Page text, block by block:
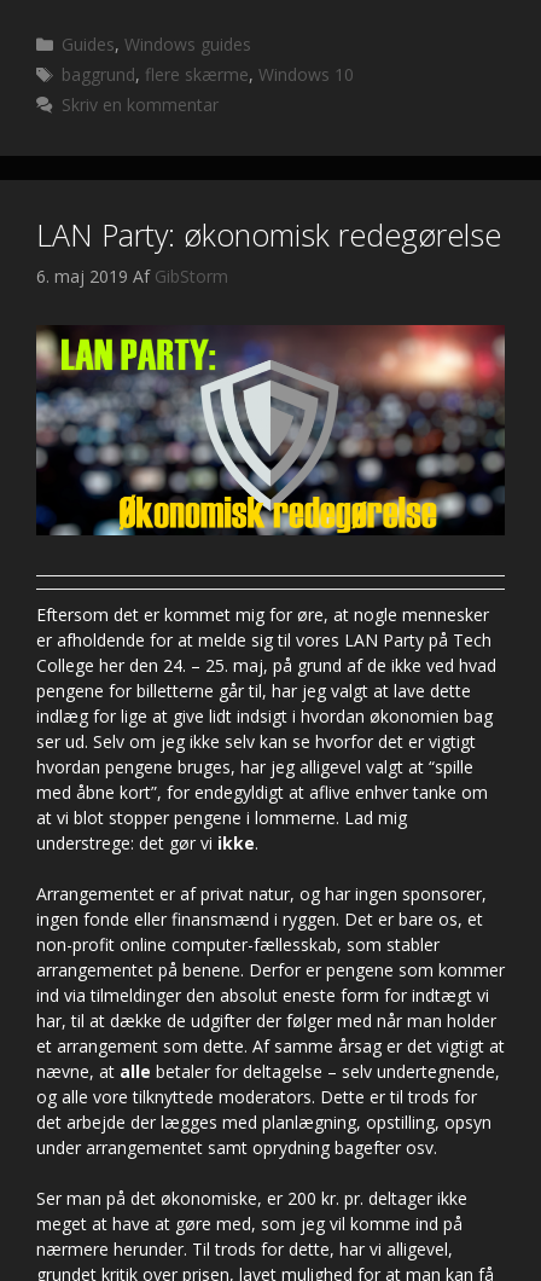
e
b
o
o
k
itt
er
d
di
t
ai
l y
n
k
Kategorier
Guides,Windows guides
Tags
baggrund, flere skærme,Windows 10
Skriv en kommentar
LAN Party: økonomisk redegørelse
6. maj 2019 Af GibStorm
Eftersom det er kommet mig for øre, at nogle mennesker
er afholdende for at melde sig til vores LAN Party på Tech
College her den 24. – 25. maj, på grund af de ikke ved hvad
pengene for billetterne går til, har jeg valgt at lave dette
indlæg for lige at give lidt indsigt i hvordan økonomien bag
ser ud. Selv om jeg ikke selv kan se hvorfor det er vigtigt
hvordan pengene bruges, har jeg alligevel valgt at “spille
med åbne kort”, for endegyldigt at aflive enhver tanke om
at vi blot stopper pengene i lommerne. Lad mig
understrege: det gør vi ikke.
Arrangementet er af privat natur, og har ingen sponsorer,
ingen fonde eller finansmænd i ryggen. Det er bare os, et
non-profit online computer-fællesskab, som stabler
arrangementet på benene. Derfor er pengene som kommer
ind via tilmeldinger den absolut eneste form for indtægt vi
har, til at dække de udgifter der følger med når man holder
et arrangement som dette. Af samme årsag er det vigtigt at
nævne, at alle betaler for deltagelse – selv undertegnende,
og alle vore tilknyttede moderators. Dette er til trods for
det arbejde der lægges med planlægning, opstilling, opsyn
under arrangementet samt oprydning bagefter osv.
Ser man på det økonomiske, er 200 kr. pr. deltager ikke
meget at have at gøre med, som jeg vil komme ind på
nærmere herunder. Til trods for dette, har vi alligevel,
grundet kritik over prisen, lavet mulighed for at man kan få